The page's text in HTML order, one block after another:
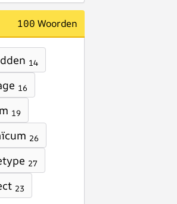
100 Woorden
14
16
19
26
27
23